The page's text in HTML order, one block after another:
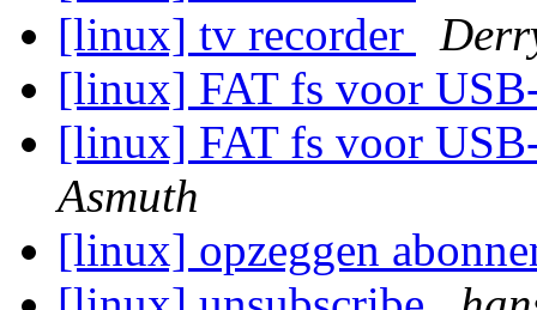
[linux] tv recorder
[linux] FAT fs voor
[linux] FAT fs voor
Asmuth
[linux] opzeggen